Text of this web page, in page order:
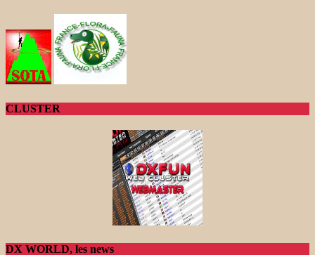
CLUSTER
DX WORLD, les news